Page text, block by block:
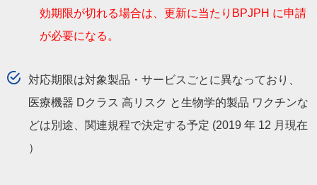
効期限が切れる場合は、更新に当たりBPJPH に申請
が必要になる。
対応期限は対象製品・サービスごとに異なっており、
医療機器 Dクラス 高リスク と生物学的製品 ワクチンな
どは別途、関連規程で決定する予定 (2019 年 12 月現在
）